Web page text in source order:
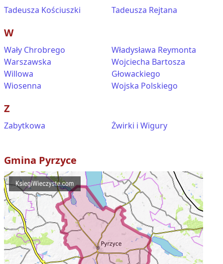
Tadeusza Kościuszki Tadeusza Rejtana
W
Wały Chrobrego
Warszawska
Willowa
Wiosenna
Władysława Reymonta
Wojciecha Bartosza
Głowackiego
Wojska Polskiego
Z
Zabytkowa Żwirki i Wigury
Gmina Pyrzyce